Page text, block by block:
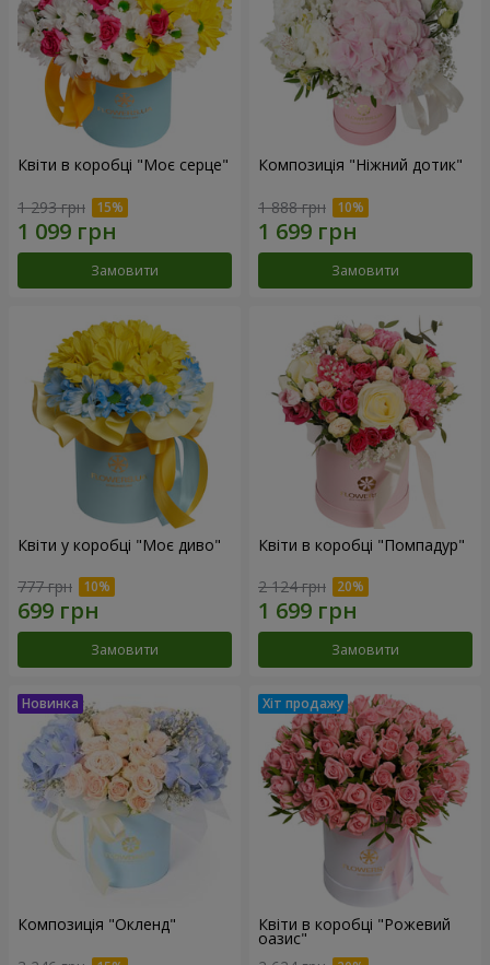
Квіти в коробці "Моє серце"
1 293 грн
Замовити
Композиція "Ніжний дотик"
1 888 грн
Замовити
Квіти у коробці "Моє диво"
777 грн
Замовити
Квіти в коробці "Помпадур"
2 124 грн
Замовити
Композиція "Окленд" Квіти в коробці "Рожевий
оазис"